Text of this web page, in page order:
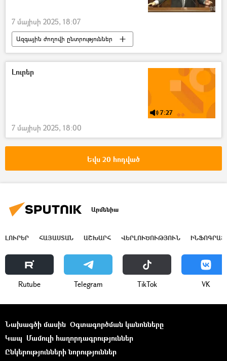
7 մայիսի 2025, 18:07
Ազգային ժողովի ընտրություններ
Ընտրություններ
Նիկոլ Փաշինյան
Լուրեր
7:27
7 մայիսի 2025, 18:00
Եվս 20 հոդված
Արմենիա
ԼՈՒՐԵՐ ՀԱՅԱՍՏԱՆ ԱՇԽԱՐՀ ՎԵՐԼՈՒԾՈՒԹՅՈՒՆ
Rutube Telegram ТikТоk VK
Նախագծի մասին Օգտագործման կանոնները
Կապ Մամուլի հաղորդագրություններ
Ընկերությունների նորություններ